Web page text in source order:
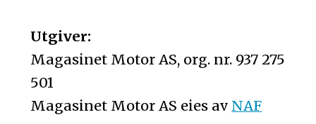
Utgiver:
Magasinet Motor AS, org. nr. 937 275
501
Magasinet Motor AS eies av NAF